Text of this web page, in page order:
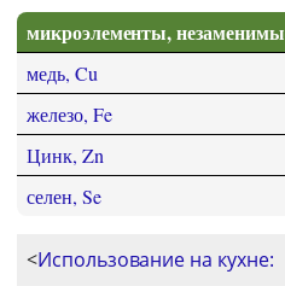
микроэлементы,
медь, Cu
железо, Fe
Цинк, Zn
селен, Se
<Использование на кухне: